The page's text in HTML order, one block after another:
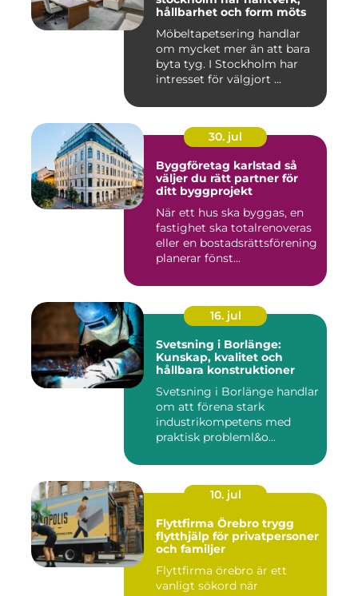
hållbarhet och form möts
Möbeltapetsering handlar
om mycket mer än att bara
byta tyg. I Stockholm har
intresset för välgjort ...
30. jul
Byggföretag karlstad så
väljer du rätt partner för
ditt byggprojekt
När ett hus ska byggas, en
fastighet ska totalrenoveras
eller en bostadsrättsförening
planerar fönst...
16. jul
Svetsning i Borlänge:
Kunskap, kvalitet och
hållbara konstruktioner
Svetsning i Borlänge handlar
om att förena stark
industrikompetens med
praktisk probleml&o...
10. jul
Flyttfirma Örebro trygg
flytthjälp för privatpersoner
och familjer
Flyttfirma örebro är ett
vanligt sökord när